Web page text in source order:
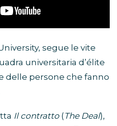
segue le vite
universitaria d’élite
delle persone che fanno
Il contratto( The Deal),